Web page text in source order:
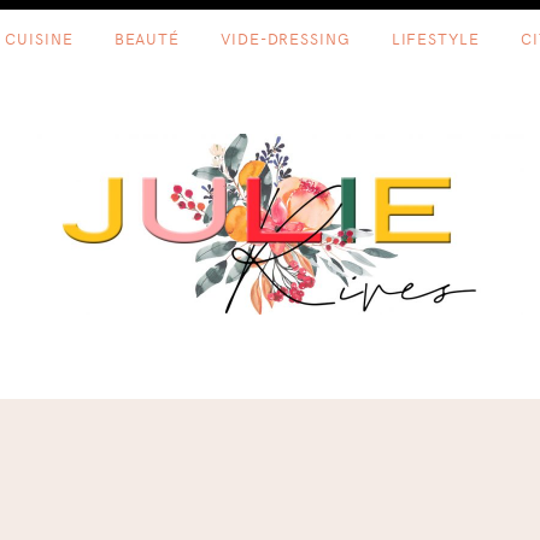
CUISINE BEAUTÉ VIDE-DRESSING LIFESTYLE